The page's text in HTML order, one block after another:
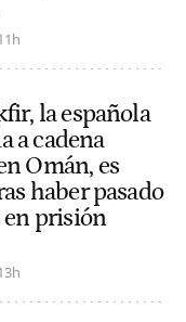
la española
a cadena
Omán, es
haber pasado
en prisión